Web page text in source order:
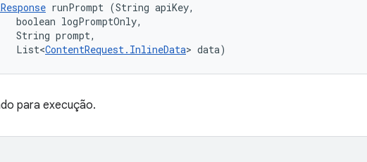
runPrompt (String apiKey,
boolean logPromptOnly,
String prompt,
List<
ContentRequest.InlineData> data)
para execução.